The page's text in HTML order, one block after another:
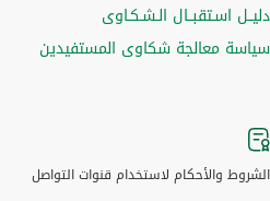
دليــل اسـتقبــال الـشـكـاوى
سياسة معالجة شكاوى المستفيدين
الشروط والأحكام لاستخدام قنوات التواصل